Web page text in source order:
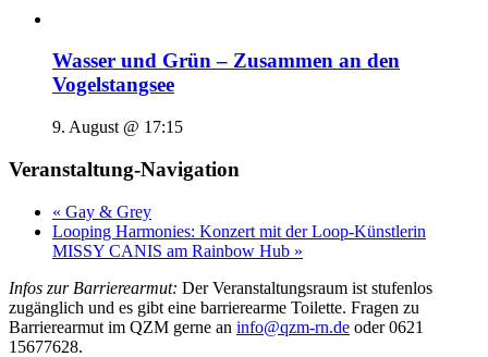
Wasser und Grün – Zusammen an den
Vogelstangsee
9. August @ 17:15
Veranstaltung-Navigation
« Gay & Grey
Looping Harmonies: Konzert mit der Loop-Künstlerin
MISSY CANIS am Rainbow Hub »
Infos zur Barrierearmut: Der Veranstaltungsraum ist stufenlos
zugänglich und es gibt eine barrierearme Toilette. Fragen zu
Barrierearmut im QZM gerne an info@qzm-rn.de oder 0621
15677628.